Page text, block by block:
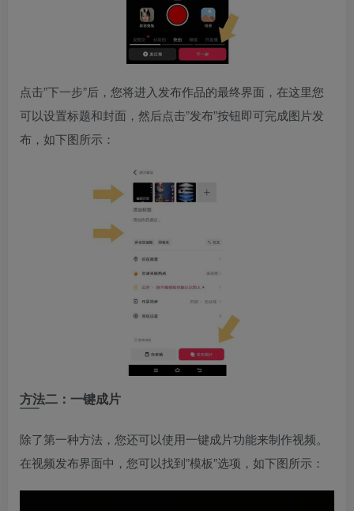
点击”下一步”后，您将进入发布作品的最终界面，在这里您
可以设置标题和封面，然后点击”发布”按钮即可完成图片发
布，如下图所示：
方法二：一键成片
除了第一种方法，您还可以使用一键成片功能来制作视频。
在视频发布界面中，您可以找到”模板”选项，如下图所示：